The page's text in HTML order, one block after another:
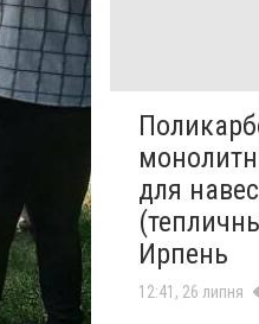
для
Ирпень
12:41, 26 липня